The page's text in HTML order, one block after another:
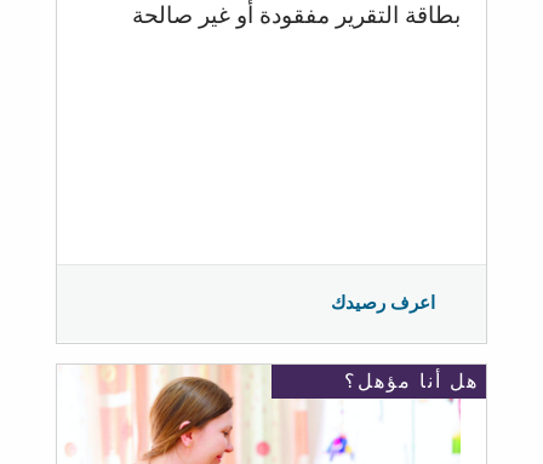
بطاقة التقرير مفقودة أو غير صالحة
اعرف رصيدك
هل أنا مؤهل؟